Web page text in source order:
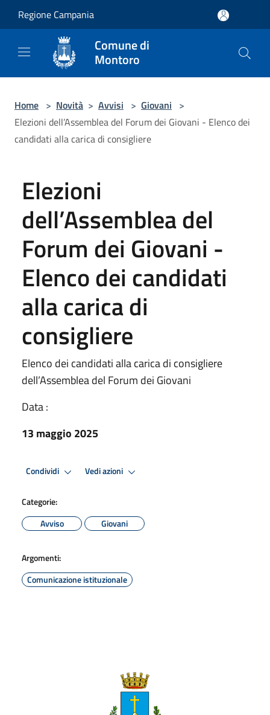
Regione Campania
Comune di
Montoro
Home > Novità > Avvisi > Giovani >
Elezioni dell’Assemblea del Forum dei Giovani - Elenco dei
candidati alla carica di consigliere
Elezioni
dell’Assemblea del
Forum dei Giovani -
Elenco dei candidati
alla carica di
consigliere
Elenco dei candidati alla carica di consigliere
dell’Assemblea del Forum dei Giovani
Data :
13 maggio 2025
Condividi Vedi azioni
Categorie:
Avviso
Giovani
Argomenti:
Comunicazione istituzionale